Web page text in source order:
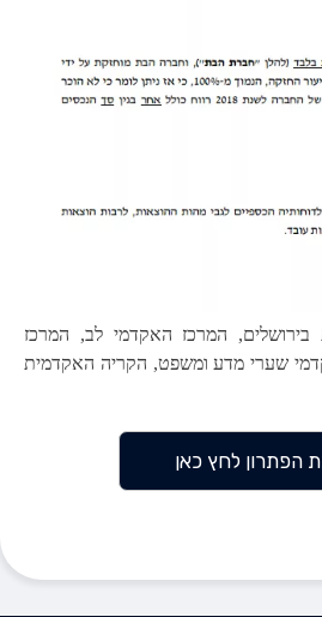
בירושלים, המרכז האקדמי לב, המרכז
שערי מדע ומשפט, הקריה האקדמית
הפתרון לחץ כאן